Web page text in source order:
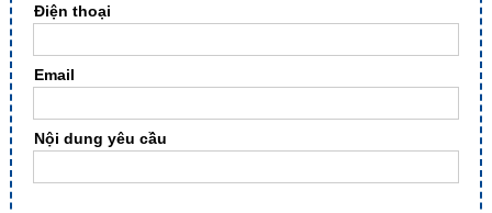
Điện thoại
Email
Nội dung yêu cầu